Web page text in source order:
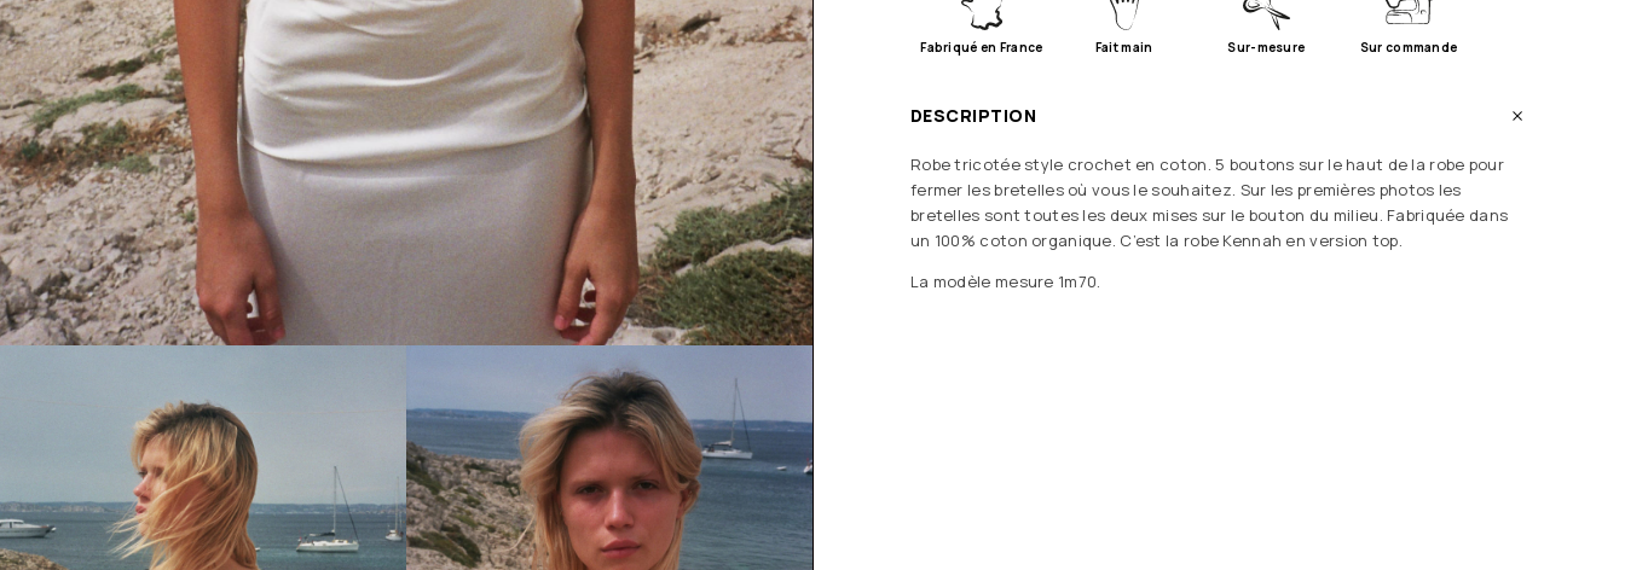
Fabriqué en France Fait main Sur-mesure Sur commande
DESCRIPTION
Robe tricotée style crochet en coton. 5 boutons sur le haut de la robe pour
fermer les bretelles où vous le souhaitez. Sur les premières photos les
bretelles sont toutes les deux mises sur le bouton du milieu. Fabriquée dans
un 100% coton organique. C’est la robe Kennah en version top.
La modèle mesure 1m70.